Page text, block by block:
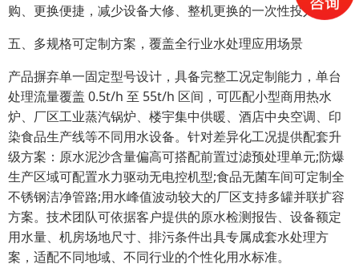
购、更换便捷，减少设备大修、整机更换的一次性投入。
五、多规格可定制方案，覆盖全行业水处理应用场景
产品摒弃单一固定型号设计，具备完整工况定制能力，单台
处理流量覆盖 0.5t/h 至 55t/h 区间，可匹配小型商用热水
炉、厂区工业蒸汽锅炉、楼宇集中供暖、酒店中央空调、印
染食品生产线等不同用水设备。针对差异化工况提供配套升
级方案：原水泥沙含量偏高可搭配前置过滤预处理单元;防爆
生产区域可配置水力驱动无电控机型;食品无菌车间可定制全
不锈钢洁净管路;用水峰值波动较大的厂区支持多罐并联扩容
方案。技术团队可依据客户提供的原水检测报告、设备额定
用水量、机房场地尺寸、排污条件出具专属成套水处理方
案，适配不同地域、不同行业的个性化用水标准。